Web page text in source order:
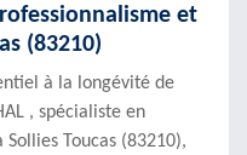
et
(83210)
à la longévité de
, spécialiste en
Toucas (83210),